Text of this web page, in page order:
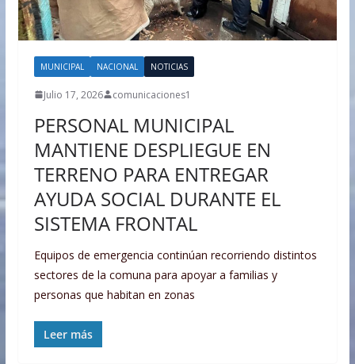
MUNICIPAL NACIONAL NOTICIAS
Julio 17, 2026 comunicaciones1
PERSONAL MUNICIPAL
MANTIENE DESPLIEGUE EN
TERRENO PARA ENTREGAR
AYUDA SOCIAL DURANTE EL
SISTEMA FRONTAL
Equipos de emergencia continúan recorriendo distintos
sectores de la comuna para apoyar a familias y
personas que habitan en zonas
Leer más